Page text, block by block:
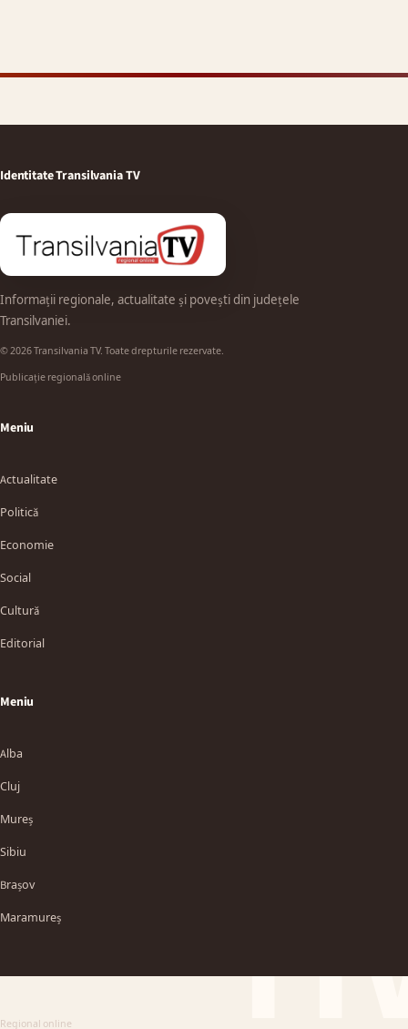
Identitate Transilvania TV
Informații regionale, actualitate și povești din județele
Transilvaniei.
© 2026 Transilvania TV. Toate drepturile rezervate.
Publicație regională online
Meniu
Actualitate
Politică
Economie
Social
Cultură
Editorial
Meniu
Alba
Cluj
Mureș
Sibiu
Brașov
Maramureș
Regional online